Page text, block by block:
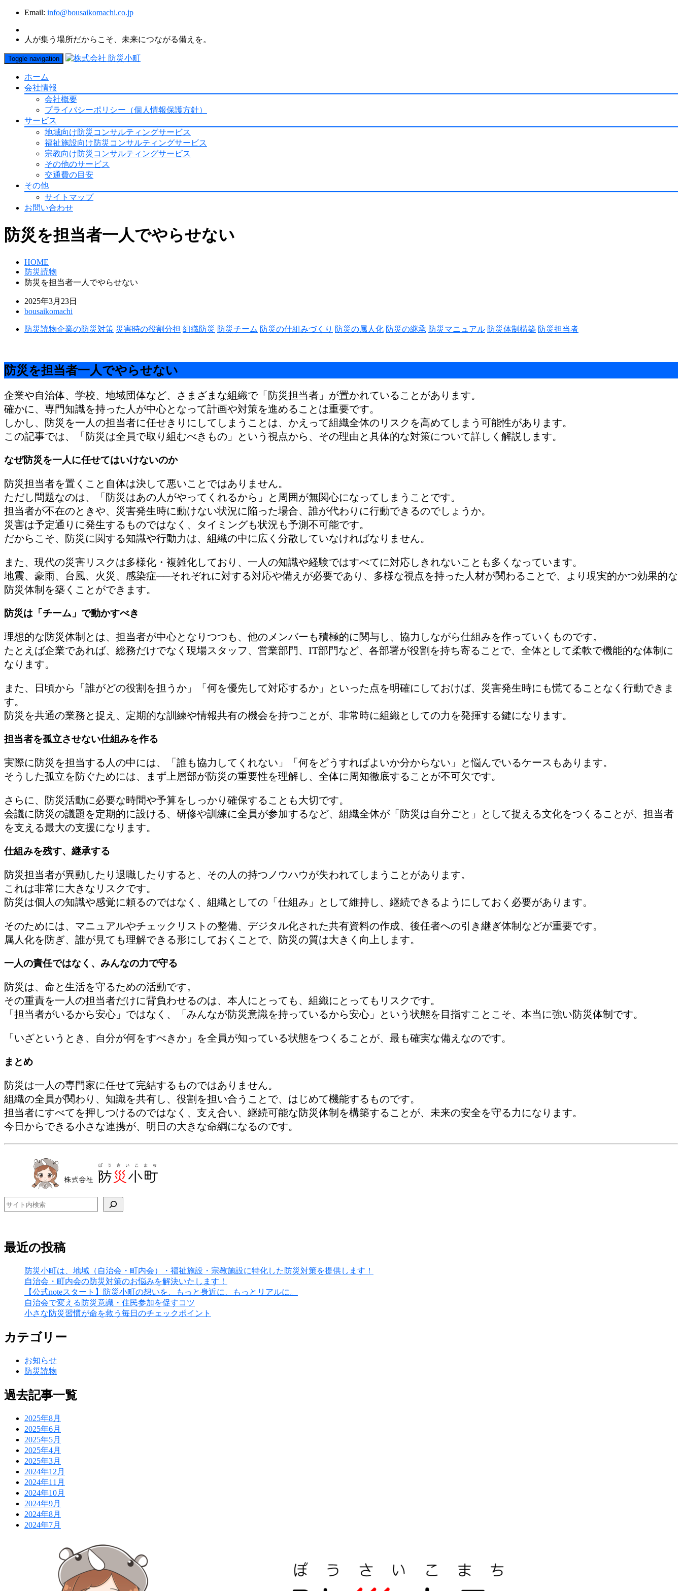
Email: info@bousaikomachi.co.jp
人が集う場所だからこそ、未来につながる備えを。
Toggle navigation
ホーム
会社情報
会社概要
プライバシーポリシー（個人情報保護方針）
サービス
地域向け防災コンサルティングサービス
福祉施設向け防災コンサルティングサービス
宗教向け防災コンサルティングサービス
その他のサービス
交通費の目安
その他
サイトマップ
お問い合わせ
防災を担当者一人でやらせない
HOME
防災読物
防災を担当者一人でやらせない
2025年3月23日
bousaikomachi
防災読物企業の防災対策 災害時の役割分担 組織防災 防災チーム 防災の仕組みづくり 防災の属人化 防災の継承 防災マニュアル 防災体制構築 防災担当者
防災を担当者一人でやらせない
企業や自治体、学校、地域団体など、さまざまな組織で「防災担当者」が置かれていることがあります。
確かに、専門知識を持った人が中心となって計画や対策を進めることは重要です。
しかし、防災を一人の担当者に任せきりにしてしまうことは、かえって組織全体のリスクを高めてしまう可能性があります。
この記事では、「防災は全員で取り組むべきもの」という視点から、その理由と具体的な対策について詳しく解説します。
なぜ防災を一人に任せてはいけないのか
防災担当者を置くこと自体は決して悪いことではありません。
ただし問題なのは、「防災はあの人がやってくれるから」と周囲が無関心になってしまうことです。
担当者が不在のときや、災害発生時に動けない状況に陥った場合、誰が代わりに行動できるのでしょうか。
災害は予定通りに発生するものではなく、タイミングも状況も予測不可能です。
だからこそ、防災に関する知識や行動力は、組織の中に広く分散していなければなりません。
また、現代の災害リスクは多様化・複雑化しており、一人の知識や経験ではすべてに対応しきれないことも多くなっています。
地震、豪雨、台風、火災、感染症──それぞれに対する対応や備えが必要であり、多様な視点を持った人材が関わることで、より現実的かつ効果的な
防災体制を築くことができます。
防災は「チーム」で動かすべき
理想的な防災体制とは、担当者が中心となりつつも、他のメンバーも積極的に関与し、協力しながら仕組みを作っていくものです。
たとえば企業であれば、総務だけでなく現場スタッフ、営業部門、IT部門など、各部署が役割を持ち寄ることで、全体として柔軟で機能的な体制に
なります。
また、日頃から「誰がどの役割を担うか」「何を優先して対応するか」といった点を明確にしておけば、災害発生時にも慌てることなく行動できま
す。
防災を共通の業務と捉え、定期的な訓練や情報共有の機会を持つことが、非常時に組織としての力を発揮する鍵になります。
担当者を孤立させない仕組みを作る
実際に防災を担当する人の中には、「誰も協力してくれない」「何をどうすればよいか分からない」と悩んでいるケースもあります。
そうした孤立を防ぐためには、まず上層部が防災の重要性を理解し、全体に周知徹底することが不可欠です。
さらに、防災活動に必要な時間や予算をしっかり確保することも大切です。
会議に防災の議題を定期的に設ける、研修や訓練に全員が参加するなど、組織全体が「防災は自分ごと」として捉える文化をつくることが、担当者
を支える最大の支援になります。
仕組みを残す、継承する
防災担当者が異動したり退職したりすると、その人の持つノウハウが失われてしまうことがあります。
これは非常に大きなリスクです。
防災は個人の知識や感覚に頼るのではなく、組織としての「仕組み」として維持し、継続できるようにしておく必要があります。
そのためには、マニュアルやチェックリストの整備、デジタル化された共有資料の作成、後任者への引き継ぎ体制などが重要です。
属人化を防ぎ、誰が見ても理解できる形にしておくことで、防災の質は大きく向上します。
一人の責任ではなく、みんなの力で守る
防災は、命と生活を守るための活動です。
その重責を一人の担当者だけに背負わせるのは、本人にとっても、組織にとってもリスクです。
「担当者がいるから安心」ではなく、「みんなが防災意識を持っているから安心」という状態を目指すことこそ、本当に強い防災体制です。
「いざというとき、自分が何をすべきか」を全員が知っている状態をつくることが、最も確実な備えなのです。
まとめ
防災は一人の専門家に任せて完結するものではありません。
組織の全員が関わり、知識を共有し、役割を担い合うことで、はじめて機能するものです。
担当者にすべてを押しつけるのではなく、支え合い、継続可能な防災体制を構築することが、未来の安全を守る力になります。
今日からできる小さな連携が、明日の大きな命綱になるのです。
検索
最近の投稿
防災小町は、地域（自治会・町内会）・福祉施設・宗教施設に特化した防災対策を提供します！
自治会・町内会の防災対策のお悩みを解決いたします！
【公式noteスタート】防災小町の想いを、もっと身近に、もっとリアルに。
自治会で変える防災意識・住民参加を促すコツ
小さな防災習慣が命を救う毎日のチェックポイント
カテゴリー
お知らせ
防災読物
過去記事一覧
2025年8月
2025年6月
2025年5月
2025年4月
2025年3月
2024年12月
2024年11月
2024年10月
2024年9月
2024年8月
2024年7月